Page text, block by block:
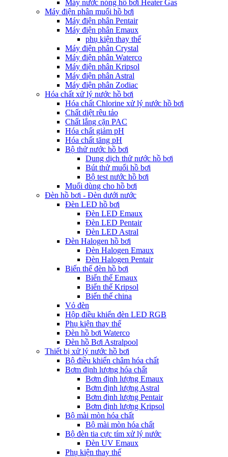
Máy nước nóng hồ bơi Heater Gas
Máy điện phân muối hồ bơi
Máy điện phân Pentair
Máy điện phân Emaux
phụ kiện thay thế
Máy điện phân Crystal
Máy điện phân Waterco
Máy điện phân Kripsol
Máy điện phân Astral
Máy điện phân Zodiac
Hóa chất xử lý nước hồ bơi
Hóa chất Chlorine xử lý nước hồ bơi
Chất diệt rêu tảo
Chất lắng cặn PAC
Hóa chất giảm pH
Hóa chất tăng pH
Bộ thử nước hồ bơi
Dung dịch thử nước hồ bơi
Bút thử muối hồ bơi
Bộ test nước hồ bơi
Muối dùng cho hồ bơi
Đèn hồ bơi - Đèn dưới nước
Đèn LED hồ bơi
Đèn LED Emaux
Đèn LED Pentair
Đèn LED Astral
Đèn Halogen hồ bơi
Đèn Halogen Emaux
Đèn Halogen Pentair
Biến thế đèn hồ bơi
Biến thế Emaux
Biến thế Kripsol
Biến thế china
Vỏ đèn
Hộp điều khiển đèn LED RGB
Phụ kiện thay thế
Đèn hồ bơi Waterco
Đèn hồ Bơi Astralpool
Thiết bị xử lý nước hồ bơi
Bộ điều khiển châm hóa chất
Bơm định lượng hóa chất
Bơm định lượng Emaux
Bơm định lượng Astral
Bơm định lượng Pentair
Bơm định lượng Kripsol
Bộ mài mòn hóa chất
Bộ mài mòn hóa chất
Bộ đèn tia cực tím xử lý nước
Đèn UV Emaux
Phụ kiện thay thế